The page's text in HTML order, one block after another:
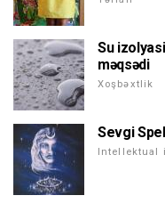
Su
məqsədi
Xoşbəxtlik
Sevgi
Intellektual